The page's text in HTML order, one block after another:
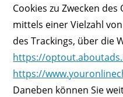
Cookies zu Zwecken
mittels einer Vielzahl
des Trackings, über die
https://
https://
Daneben können Sie